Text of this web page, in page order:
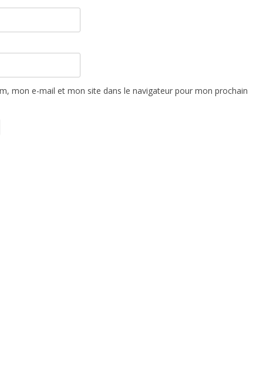
mon e-mail et mon site dans le navigateur pour mon prochain